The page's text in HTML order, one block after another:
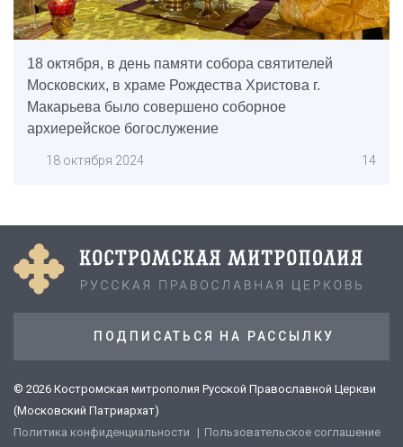
18 октября, в день памяти собора святителей
Московских, в храме Рождества Христова г.
Макарьева было совершено соборное
архиерейское богослужение
18 октября 2024 14
ПОДПИСАТЬСЯ НА РАССЫЛКУ
© 2026 Костромская митрополия Русской Православной Церкви
(Московский Патриархат)
Политика конфиденциальности
Пользовательское соглашение